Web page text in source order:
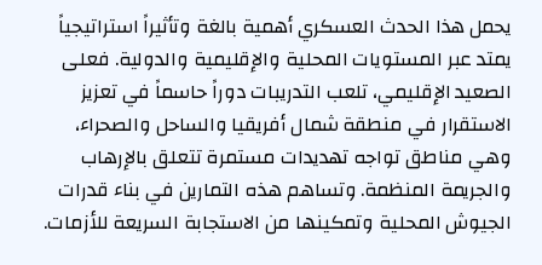
يحمل هذا الحدث العسكري أهمية بالغة وتأثيراً استراتيجياً
يمتد عبر المستويات المحلية والإقليمية والدولية. فعلى
الصعيد الإقليمي، تلعب التدريبات دوراً حاسماً في تعزيز
الاستقرار في منطقة شمال أفريقيا والساحل والصحراء،
وهي مناطق تواجه تهديدات مستمرة تتعلق بالإرهاب
والجريمة المنظمة. وتساهم هذه التمارين في بناء قدرات
الجيوش المحلية وتمكينها من الاستجابة السريعة للأزمات.